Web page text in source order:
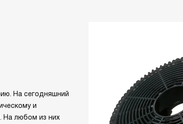
На сегодняшний
и
На любом из них